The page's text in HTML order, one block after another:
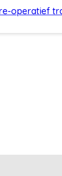
operatief